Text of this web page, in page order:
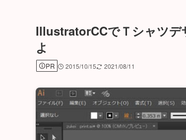
IllustratorCCでＴシャツ
よ
PR 2015/10/15 2021/08/11